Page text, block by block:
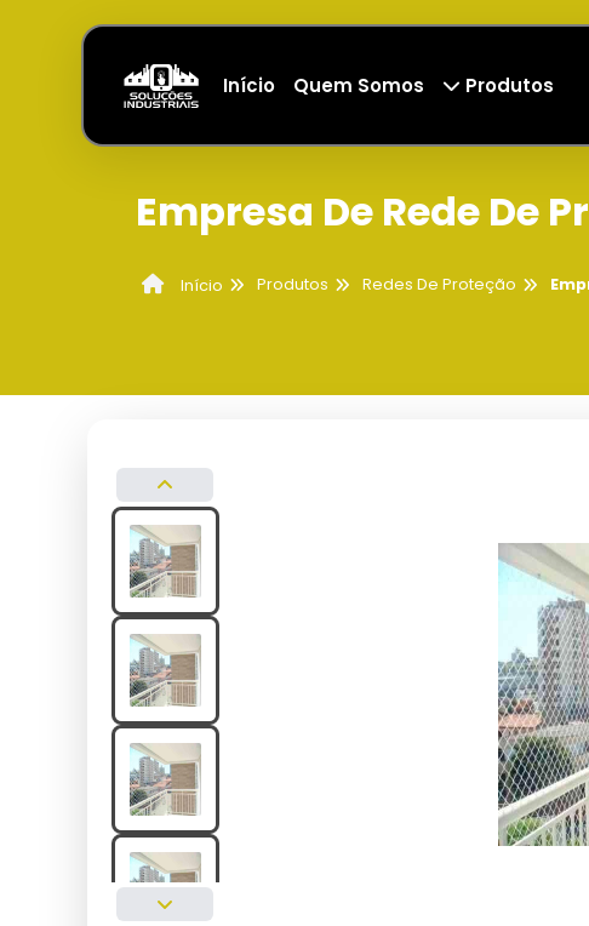
Início Quem Somos Produtos
Empresa De Rede De
Início Produtos Redes De Proteção